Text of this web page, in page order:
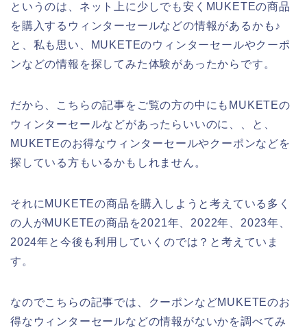
というのは、ネット上に少しでも安くMUKETEの商品
を購入するウィンターセールなどの情報があるかも♪
と、私も思い、MUKETEのウィンターセールやクーポ
ンなどの情報を探してみた体験があったからです。
だから、こちらの記事をご覧の方の中にもMUKETEの
ウィンターセールなどがあったらいいのに、、と、
MUKETEのお得なウィンターセールやクーポンなどを
探している方もいるかもしれません。
それにMUKETEの商品を購入しようと考えている多く
の人がMUKETEの商品を2021年、2022年、2023年、
2024年と今後も利用していくのでは？と考えていま
す。
なのでこちらの記事では、クーポンなどMUKETEのお
得なウィンターセールなどの情報がないかを調べてみ